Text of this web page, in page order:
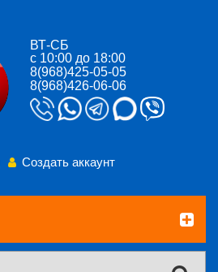
ВТ-СБ
с 10:00 до 18:00
8(968)425-05-05
8(968)426-06-06
Создать аккаунт